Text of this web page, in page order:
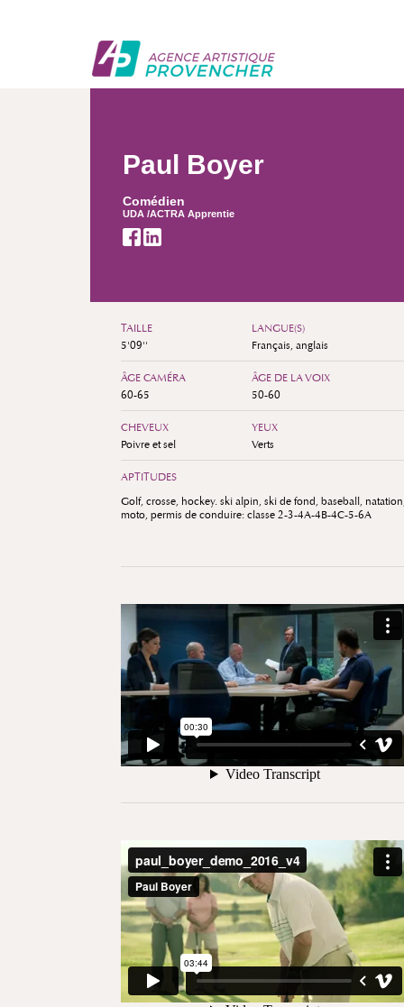
Paul Boyer
Comédien
UDA /ACTRA Apprentie
TAILLE
5'09''
LANGUE(S)
Français, anglais
ÂGE CAMÉRA
60-65
ÂGE DE LA VOIX
50-60
CHEVEUX
Poivre et sel
YEUX
Verts
APTITUDES
Golf, crosse, hockey. ski alpin, ski de fond, baseball,
moto, permis de conduire: classe 2-3-4A-4B-4C-5-6A